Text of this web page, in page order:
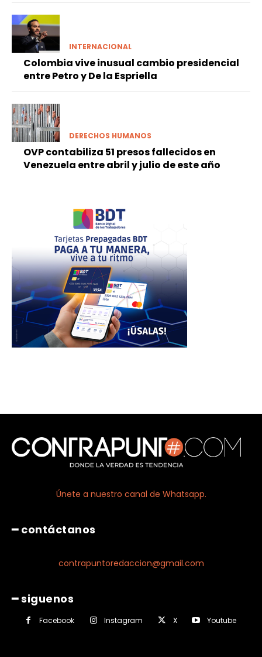
INTERNACIONAL
Colombia vive inusual cambio presidencial
entre Petro y De la Espriella
DERECHOS HUMANOS
OVP contabiliza 51 presos fallecidos en
Venezuela entre abril y julio de este año
Únete a nuestro canal de Whatsapp.
━ contáctanos
contrapuntoredaccion@gmail.com
━ siguenos
Facebook Instagram X Youtube